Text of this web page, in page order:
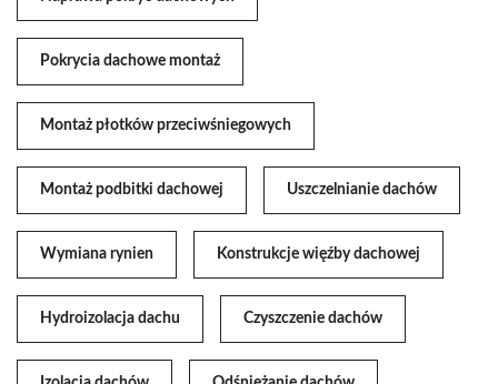
Pokrycia dachowe montaż
Montaż płotków przeciwśniegowych
Montaż podbitki dachowej Uszczelnianie dachów
Wymiana rynien Konstrukcje więźby dachowej
Hydroizolacja dachu Czyszczenie dachów